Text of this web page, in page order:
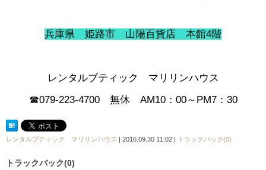
兵庫県 姫路市 山陽百貨店 本館4階
レンタルブティック マリリンハウス
☎079-223-4700 無休 AM10：00～PM7：30
レンタルブティック マリリンハウス | 2016.09.30 11:02 | トラックバック(0)
トラックバック(0)